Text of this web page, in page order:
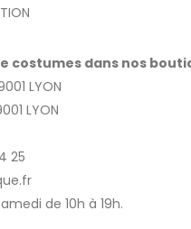
costumes dans nos
LYON
LYON
25
de 10h à 19h.